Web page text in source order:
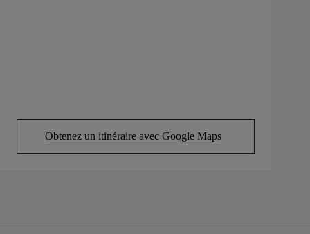
Obtenez un itinéraire avec Google Maps
(Opens in new tab)